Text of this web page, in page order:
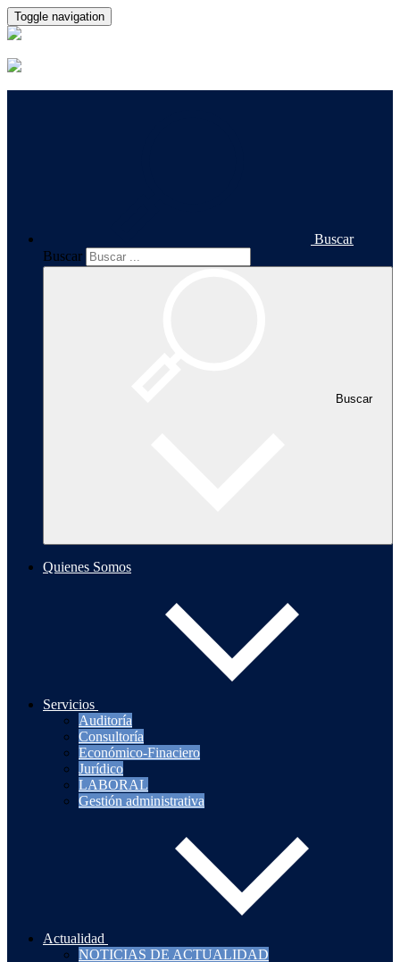
Toggle navigation
Buscar
Buscar
Buscar
Quienes Somos
Servicios
Auditoría
Consultoría
Económico-Finaciero
Jurídico
LABORAL
Gestión administrativa
Actualidad
NOTICIAS DE ACTUALIDAD